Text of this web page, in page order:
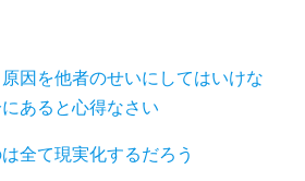
因を他者のせいにしてはいけな
あると心得なさい
全て現実化するだろう